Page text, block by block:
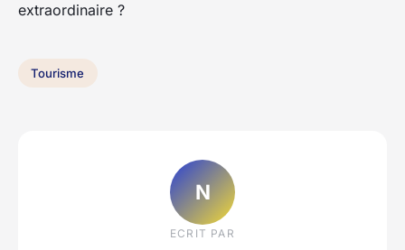
extraordinaire ?
Tourisme
N
ECRIT PAR